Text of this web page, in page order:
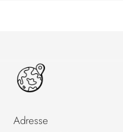
Adresse